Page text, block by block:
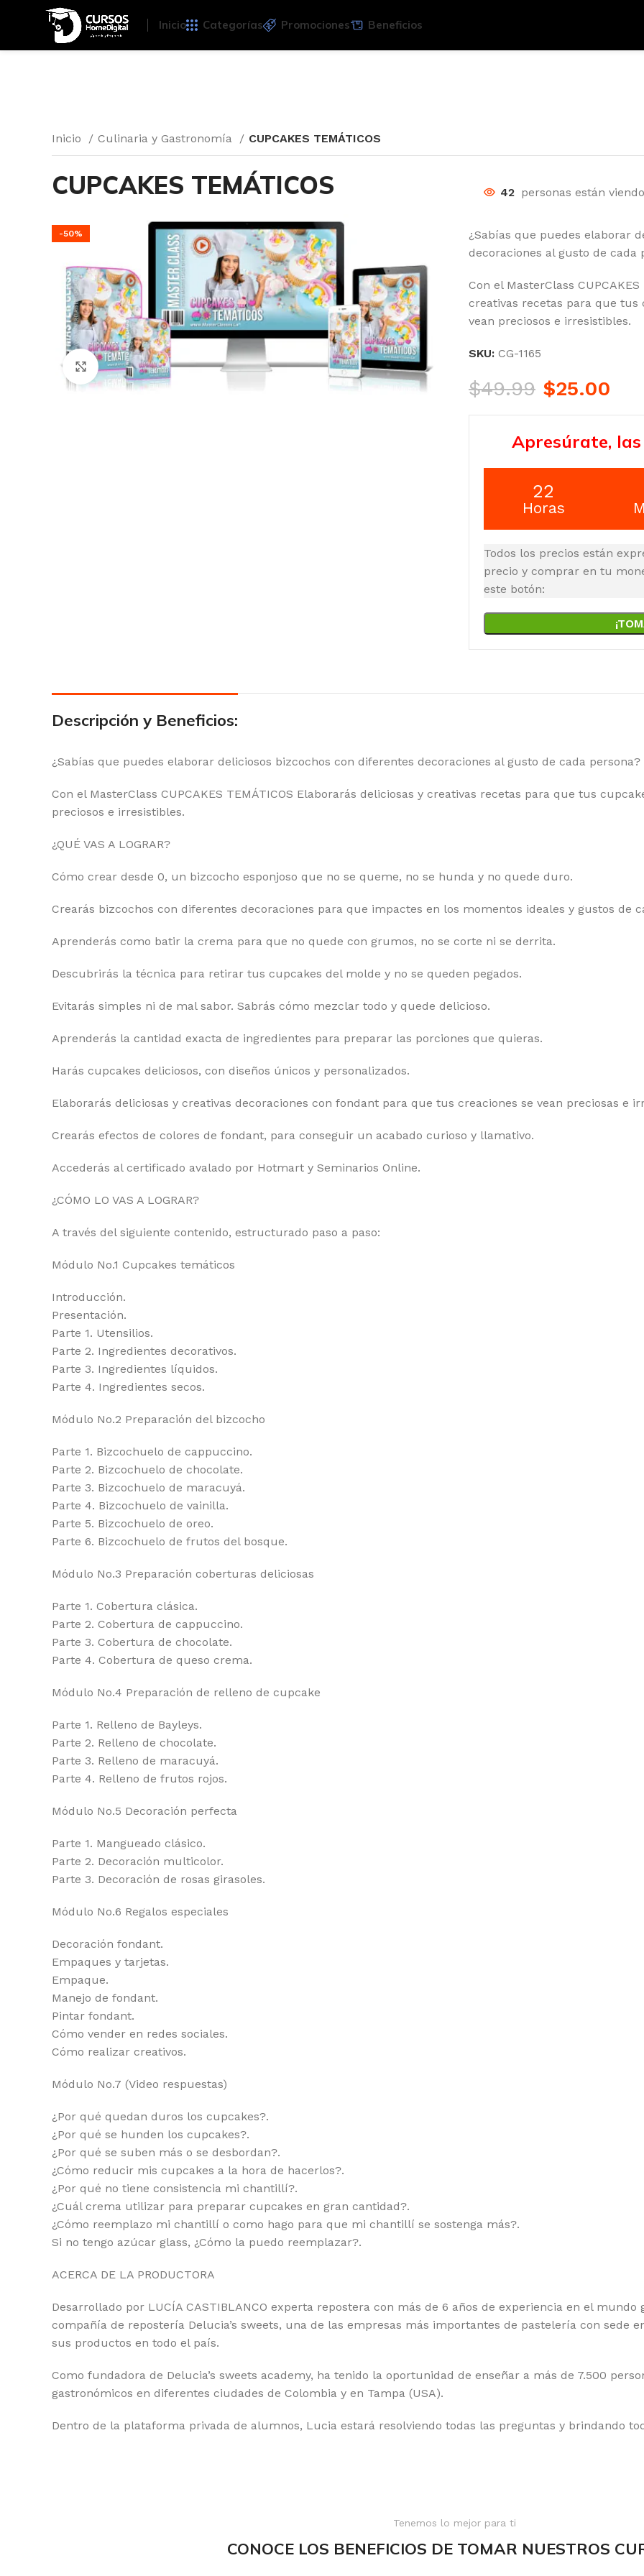
Inicio Categorías Promociones Beneficios
Inicio Culinaria y Gastronomía CUPCAKES TEMÁTICOS
CUPCAKES TEMÁTICOS
-50%
Click para agrandar
42 personas están
¿Sabías que puedes elaborar
decoraciones al gusto de cada
Con el MasterClass
creativas recetas para que tus
vean preciosos e irresistibles.
SKU: CG-1165
$49.99 $25.00
Apresúrate,
22
Horas
Todos los precios están
precio y comprar en tu
este botón:
Descripción y Beneficios:
¿Sabías que puedes elaborar deliciosos bizcochos con diferentes decoraciones al gusto de cada persona?
Con el MasterClass CUPCAKES TEMÁTICOS Elaborarás deliciosas y creativas recetas para que tus
preciosos e irresistibles.
¿QUÉ VAS A LOGRAR?
Cómo crear desde 0, un bizcocho esponjoso que no se queme, no se hunda y no quede duro.
Crearás bizcochos con diferentes decoraciones para que impactes en los momentos ideales y gustos de
Aprenderás como batir la crema para que no quede con grumos, no se corte ni se derrita.
Descubrirás la técnica para retirar tus cupcakes del molde y no se queden pegados.
Evitarás simples ni de mal sabor. Sabrás cómo mezclar todo y quede delicioso.
Aprenderás la cantidad exacta de ingredientes para preparar las porciones que quieras.
Harás cupcakes deliciosos, con diseños únicos y personalizados.
Elaborarás deliciosas y creativas decoraciones con fondant para que tus creaciones se vean preciosas e
Crearás efectos de colores de fondant, para conseguir un acabado curioso y llamativo.
Accederás al certificado avalado por Hotmart y Seminarios Online.
¿CÓMO LO VAS A LOGRAR?
A través del siguiente contenido, estructurado paso a paso:
Módulo No.1 Cupcakes temáticos
Introducción.
Presentación.
Parte 1. Utensilios.
Parte 2. Ingredientes decorativos.
Parte 3. Ingredientes líquidos.
Parte 4. Ingredientes secos.
Módulo No.2 Preparación del bizcocho
Parte 1. Bizcochuelo de cappuccino.
Parte 2. Bizcochuelo de chocolate.
Parte 3. Bizcochuelo de maracuyá.
Parte 4. Bizcochuelo de vainilla.
Parte 5. Bizcochuelo de oreo.
Parte 6. Bizcochuelo de frutos del bosque.
Módulo No.3 Preparación coberturas deliciosas
Parte 1. Cobertura clásica.
Parte 2. Cobertura de cappuccino.
Parte 3. Cobertura de chocolate.
Parte 4. Cobertura de queso crema.
Módulo No.4 Preparación de relleno de cupcake
Parte 1. Relleno de Bayleys.
Parte 2. Relleno de chocolate.
Parte 3. Relleno de maracuyá.
Parte 4. Relleno de frutos rojos.
Módulo No.5 Decoración perfecta
Parte 1. Mangueado clásico.
Parte 2. Decoración multicolor.
Parte 3. Decoración de rosas girasoles.
Módulo No.6 Regalos especiales
Decoración fondant.
Empaques y tarjetas.
Empaque.
Manejo de fondant.
Pintar fondant.
Cómo vender en redes sociales.
Cómo realizar creativos.
Módulo No.7 (Video respuestas)
¿Por qué quedan duros los cupcakes?.
¿Por qué se hunden los cupcakes?.
¿Por qué se suben más o se desbordan?.
¿Cómo reducir mis cupcakes a la hora de hacerlos?.
¿Por qué no tiene consistencia mi chantillí?.
¿Cuál crema utilizar para preparar cupcakes en gran cantidad?.
¿Cómo reemplazo mi chantillí o como hago para que mi chantillí se sostenga más?.
Si no tengo azúcar glass, ¿Cómo la puedo reemplazar?.
ACERCA DE LA PRODUCTORA
Desarrollado por LUCÍA CASTIBLANCO experta repostera con más de 6 años de experiencia en el
compañía de repostería Delucia’s sweets, una de las empresas más importantes de pastelería con sede
sus productos en todo el país.
Como fundadora de Delucia’s sweets academy, ha tenido la oportunidad de enseñar a más de 7.500
gastronómicos en diferentes ciudades de Colombia y en Tampa (USA).
Dentro de la plataforma privada de alumnos, Lucia estará resolviendo todas las preguntas y brindando
Tenemos lo mejor para ti
CONOCE LOS BENEFICIOS DE TOMAR NUESTROS